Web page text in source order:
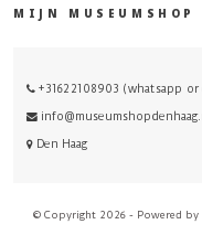
MIJN MUSEUMSHOP
+31622108903 (whatsapp or
Den Haag
© Copyright 2026 - Powered by